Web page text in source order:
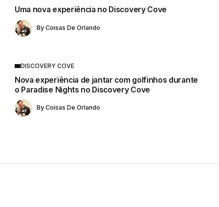
Uma nova experiência no Discovery Cove
By Coisas De Orlando
DISCOVERY COVE
Nova experiência de jantar com golfinhos durante
o Paradise Nights no Discovery Cove
By Coisas De Orlando